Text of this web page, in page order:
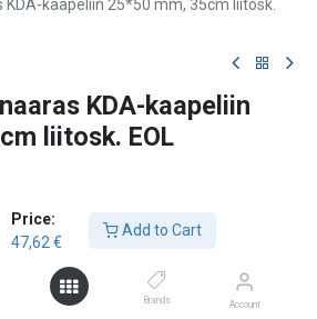
Price:
47,62 €
Add to Cart
Brands Account
KDA-kaapeliin 25*50 mm, 35cm liitosk.
KDA-kaapeliin
liitosk. EOL
Add to Cart